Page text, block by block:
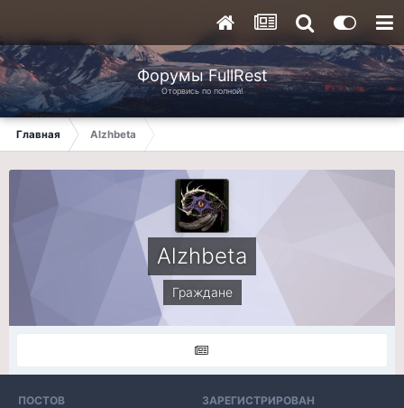
Форумы FullRest
Оторвись по полной!
Главная Alzhbeta
Alzhbeta
Граждане
ПОСТОВ ЗАРЕГИСТРИРОВАН